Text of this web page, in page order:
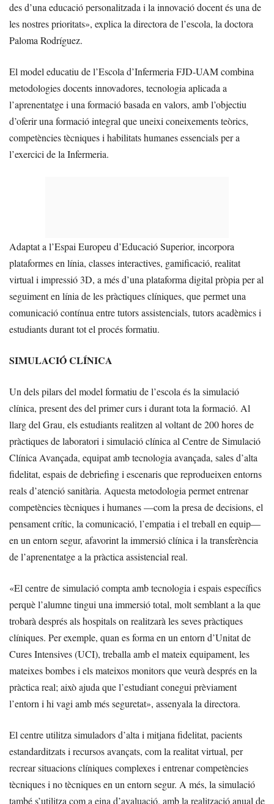
des d’una educació personalitzada i la innovació docent és una de
les nostres prioritats», explica la directora de l’escola, la doctora
Paloma Rodríguez.
El model educatiu de l’Escola d’Infermeria FJD-UAM combina
metodologies docents innovadores, tecnologia aplicada a
l’aprenentatge i una formació basada en valors, amb l’objectiu
d’oferir una formació integral que uneixi coneixements teòrics,
competències tècniques i habilitats humanes essencials per a
l’exercici de la Infermeria.
Adaptat a l’Espai Europeu d’Educació Superior, incorpora
plataformes en línia, classes interactives, gamificació, realitat
virtual i impressió 3D, a més d’una plataforma digital pròpia per al
seguiment en línia de les pràctiques clíniques, que permet una
comunicació contínua entre tutors assistencials, tutors acadèmics i
estudiants durant tot el procés formatiu.
SIMULACIÓ CLÍNICA
Un dels pilars del model formatiu de l’escola és la simulació
clínica, present des del primer curs i durant tota la formació. Al
llarg del Grau, els estudiants realitzen al voltant de 200 hores de
pràctiques de laboratori i simulació clínica al Centre de Simulació
Clínica Avançada, equipat amb tecnologia avançada, sales d’alta
fidelitat, espais de debriefing i escenaris que reprodueixen entorns
reals d’atenció sanitària. Aquesta metodologia permet entrenar
competències tècniques i humanes —com la presa de decisions, el
pensament crític, la comunicació, l’empatia i el treball en equip—
en un entorn segur, afavorint la immersió clínica i la transferència
de l’aprenentatge a la pràctica assistencial real.
«El centre de simulació compta amb tecnologia i espais específics
perquè l’alumne tingui una immersió total, molt semblant a la que
trobarà després als hospitals on realitzarà les seves pràctiques
clíniques. Per exemple, quan es forma en un entorn d’Unitat de
Cures Intensives (UCI), treballa amb el mateix equipament, les
mateixes bombes i els mateixos monitors que veurà després en la
pràctica real; això ajuda que l’estudiant conegui prèviament
l’entorn i hi vagi amb més seguretat», assenyala la directora.
El centre utilitza simuladors d’alta i mitjana fidelitat, pacients
estandarditzats i recursos avançats, com la realitat virtual, per
recrear situacions clíniques complexes i entrenar competències
tècniques i no tècniques en un entorn segur. A més, la simulació
també s’utilitza com a eina d’avaluació, amb la realització anual de